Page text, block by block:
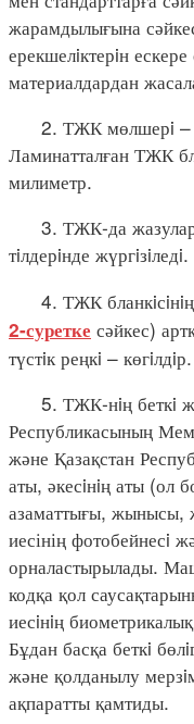
жарамдылығына
ерекшелiктерiн
материалдардан
2. ТЖК мөлшерi –
Ламинатталған ТЖК
милиметр.
3. ТЖК-да жазулар
тiлдерiнде жүргiзiледi.
4. ТЖК
2-суретке сәйкес)
түстiк реңкi – көгiлдiр.
5. ТЖК-нiң беткi
Республикасының
және Қазақстан
аты, әкесiнiң аты (ол
азаматтығы, жынысы,
иесінің фотобейнесi
орналастырылады.
кодқа қол
иесiнiң
Бұдан басқа беткi
және қолданылу
ақпаратты қамтиды.